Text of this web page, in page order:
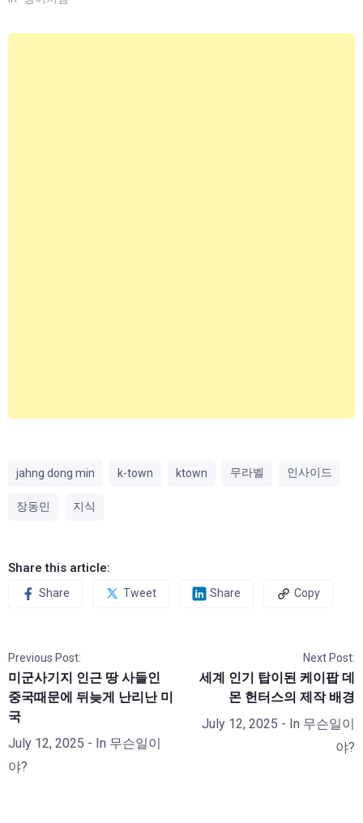
jahng dong min k-town ktown 무라벨 인사이드
장동민 지식
Share this article:
Share Tweet Share Copy
Previous Post:
미군사기지 인근 땅 사들인
중국때문에 뒤늦게 난리난 미
국
July 12, 2025 - In 무슨일이
야?
Next Post:
세계 인기 탑이된 케이팝 데
몬 헌터스의 제작 배경
July 12, 2025 - In 무슨일이
야?